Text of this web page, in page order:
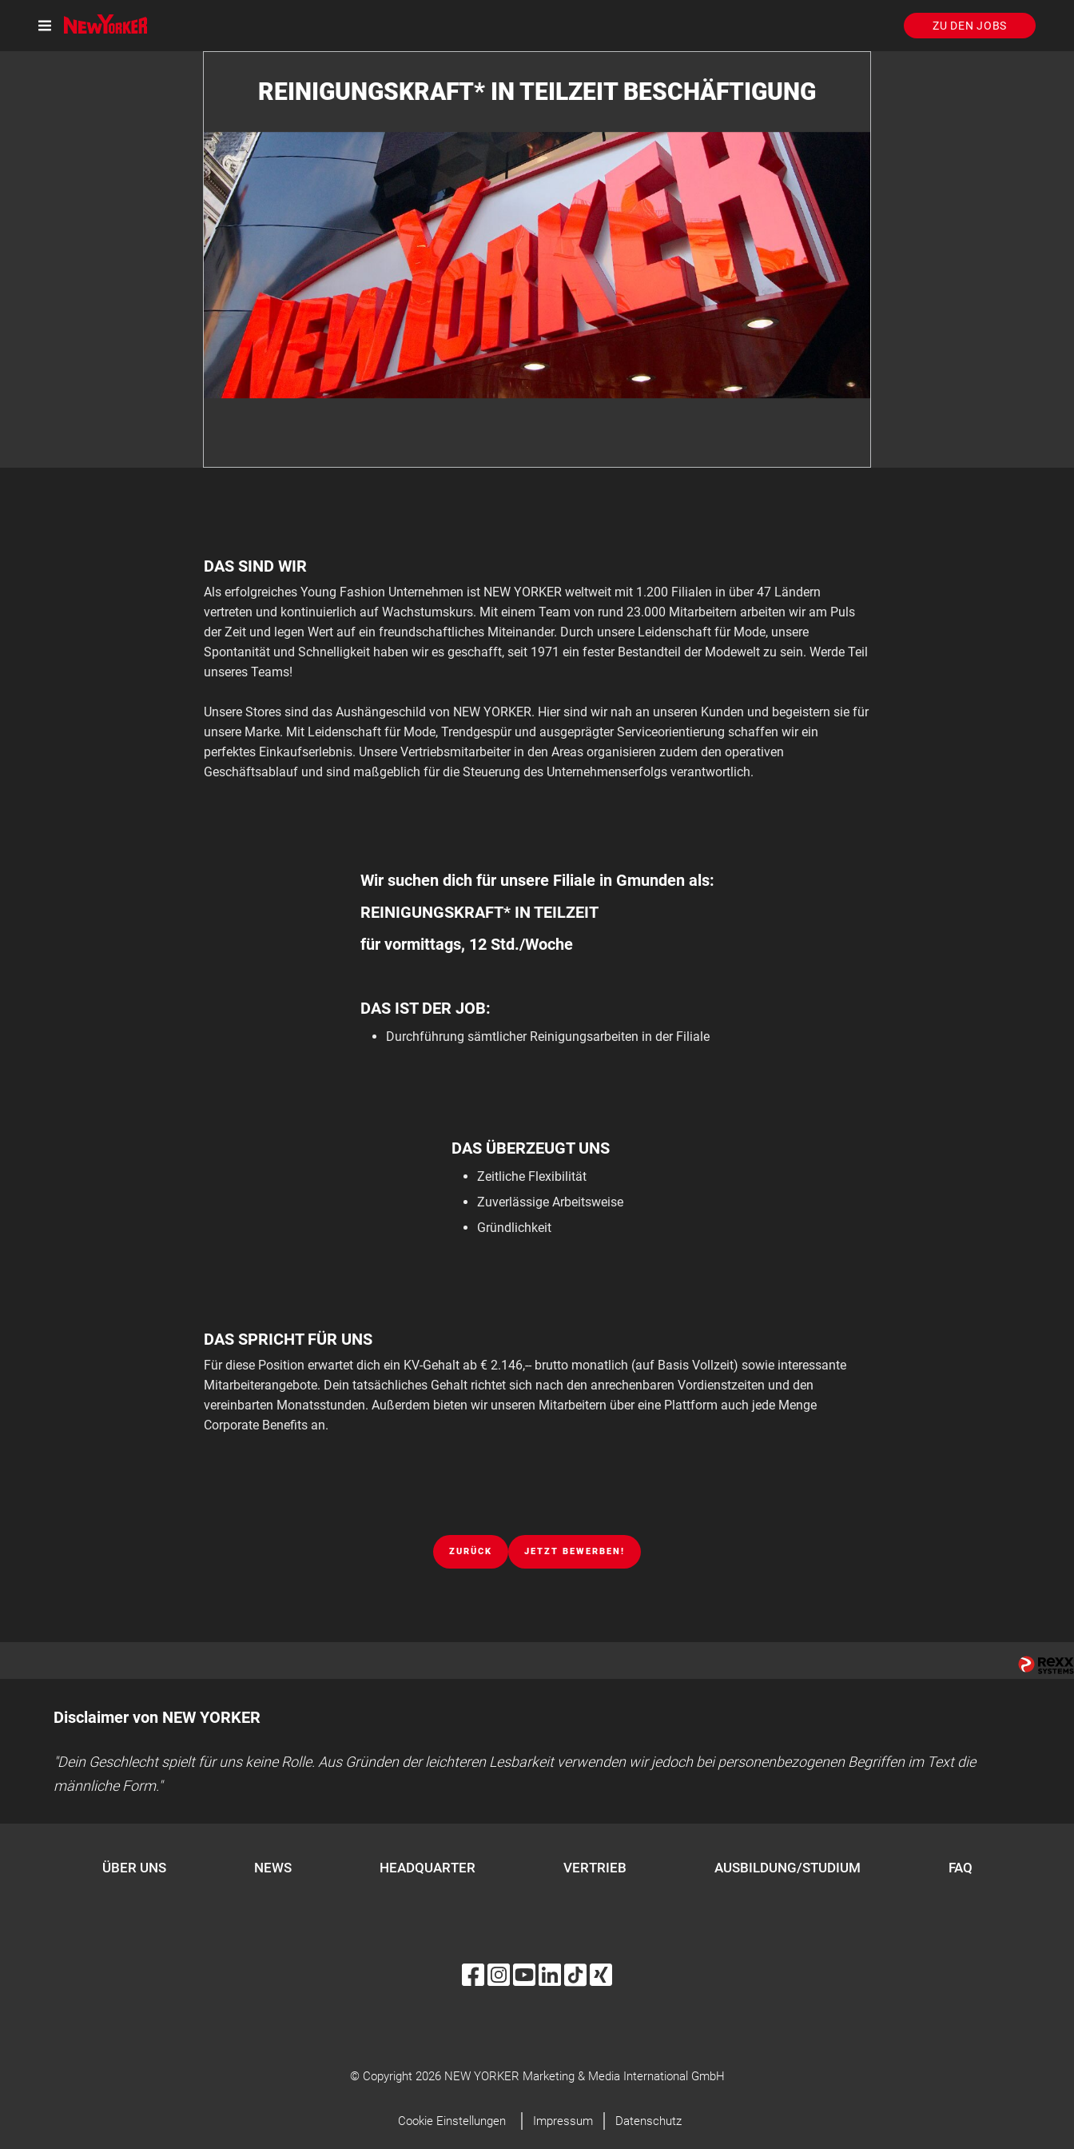
ZU DEN JOBS
REINIGUNGSKRAFT* IN TEILZEIT BESCHÄFTIGUNG
DAS SIND WIR
Als erfolgreiches Young Fashion Unternehmen ist NEW YORKER weltweit mit 1.200 Filialen in über 47 Ländern
vertreten und kontinuierlich auf Wachstumskurs. Mit einem Team von rund 23.000 Mitarbeitern arbeiten wir am Puls
der Zeit und legen Wert auf ein freundschaftliches Miteinander. Durch unsere Leidenschaft für Mode, unsere
Spontanität und Schnelligkeit haben wir es geschafft, seit 1971 ein fester Bestandteil der Modewelt zu sein. Werde Teil
unseres Teams!
Unsere Stores sind das Aushängeschild von NEW YORKER. Hier sind wir nah an unseren Kunden und begeistern sie für
unsere Marke. Mit Leidenschaft für Mode, Trendgespür und ausgeprägter Serviceorientierung schaffen wir ein
perfektes Einkaufserlebnis. Unsere Vertriebsmitarbeiter in den Areas organisieren zudem den operativen
Geschäftsablauf und sind maßgeblich für die Steuerung des Unternehmenserfolgs verantwortlich.
Wir suchen dich für unsere Filiale in Gmunden als:
REINIGUNGSKRAFT* IN TEILZEIT
für vormittags, 12 Std./Woche
DAS IST DER JOB:
Durchführung sämtlicher Reinigungsarbeiten in der Filiale
DAS ÜBERZEUGT UNS
Zeitliche Flexibilität
Zuverlässige Arbeitsweise
Gründlichkeit
DAS SPRICHT FÜR UNS
Für diese Position erwartet dich ein KV-Gehalt ab € 2.146,-- brutto monatlich (auf Basis Vollzeit) sowie interessante
Mitarbeiterangebote. Dein tatsächliches Gehalt richtet sich nach den anrechenbaren Vordienstzeiten und den
vereinbarten Monatsstunden. Außerdem bieten wir unseren Mitarbeitern über eine Plattform auch jede Menge
Corporate Benefits an.
ZURÜCK JETZT BEWERBEN!
Disclaimer von NEW YORKER
"Dein Geschlecht spielt für uns keine Rolle. Aus Gründen der leichteren Lesbarkeit verwenden wir jedoch bei personenbezogenen Begriffen im Text die
männliche Form."
ÜBER UNS NEWS HEADQUARTER VERTRIEB AUSBILDUNG/STUDIUM FAQ
© Copyright 2026 NEW YORKER Marketing & Media International GmbH
Cookie Einstellungen Impressum Datenschutz